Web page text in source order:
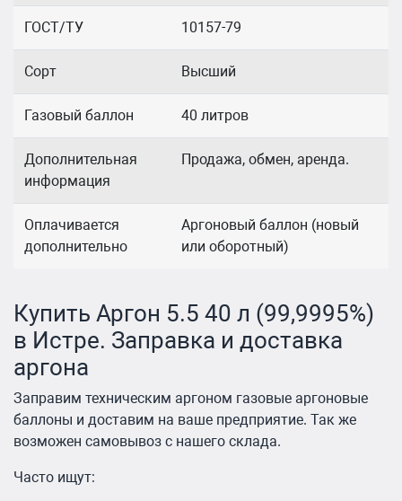
ГОСТ/ТУ 10157-79
Сорт Высший
Газовый баллон 40 литров
Дополнительная
информация
Продажа, обмен, аренда.
Оплачивается
дополнительно
Аргоновый баллон (новый
или оборотный)
Купить Аргон 5.5 40 л (99,9995%)
в Истре. Заправка и доставка
аргона
Заправим техническим аргоном газовые аргоновые
баллоны и доставим на ваше предприятие. Так же
возможен самовывоз с нашего склада.
Часто ищут: